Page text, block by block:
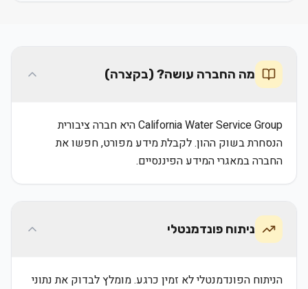
מה החברה עושה? (בקצרה)
California Water Service Group היא חברה ציבורית
הנסחרת בשוק ההון. לקבלת מידע מפורט, חפשו את
החברה במאגרי המידע הפיננסיים.
ניתוח פונדמנטלי
הניתוח הפונדמנטלי לא זמין כרגע. מומלץ לבדוק את נתוני